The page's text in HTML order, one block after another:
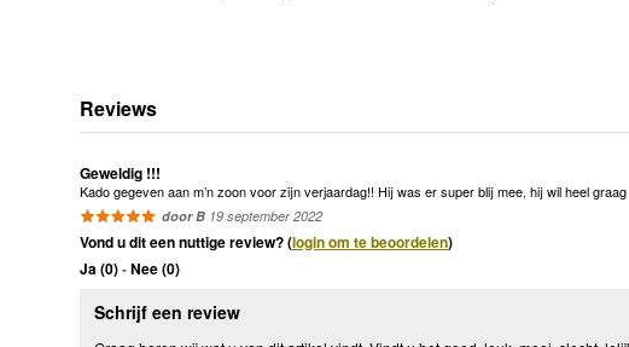
Reviews
Geweldig !!!
Kado gegeven aan m’n zoon voor zijn verjaardag!! Hij was er super blij mee, hij wil heel
door B 19 september 2022
Vond u dit een nuttige review? (login om te beoordelen)
Ja (0)-Nee (0)
Schrijf een review